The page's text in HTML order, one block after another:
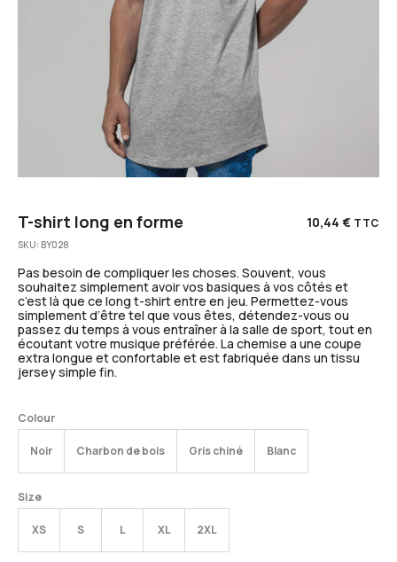
T-shirt long en forme 10,44 € TTC
SKU: BY028
Pas besoin de compliquer les choses. Souvent, vous
souhaitez simplement avoir vos basiques à vos côtés et
c’est là que ce long t-shirt entre en jeu. Permettez-vous
simplement d’être tel que vous êtes, détendez-vous ou
passez du temps à vous entraîner à la salle de sport, tout en
écoutant votre musique préférée. La chemise a une coupe
extra longue et confortable et est fabriquée dans un tissu
jersey simple fin.
Colour
Noir Charbon de bois Gris chiné Blanc
Size
XS S L XL 2XL